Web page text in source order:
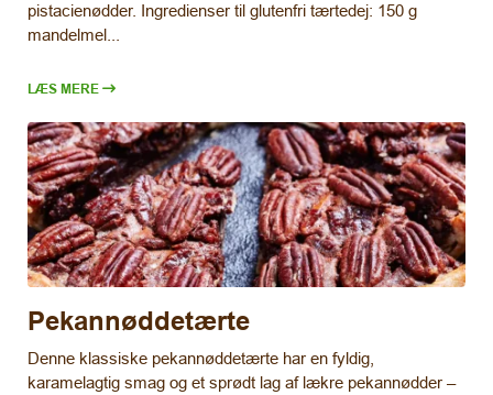
pistacienødder. Ingredienser til glutenfri tærtedej: 150 g
mandelmel...
LÆS MERE
Pekannøddetærte
Denne klassiske pekannøddetærte har en fyldig,
karamelagtig smag og et sprødt lag af lækre pekannødder –